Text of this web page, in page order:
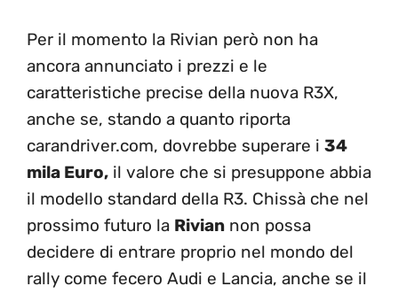
Per il momento la Rivian però non ha
ancora annunciato i prezzi e le
caratteristiche precise della nuova R3X,
anche se, stando a quanto riporta
carandriver.com, dovrebbe superare i 34
mila Euro, il valore che si presuppone abbia
il modello standard della R3. Chissà che nel
prossimo futuro la Rivian non possa
decidere di entrare proprio nel mondo del
rally come fecero Audi e Lancia, anche se il